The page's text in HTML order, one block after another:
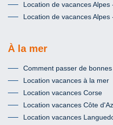
Location de vacances Alpes
Location de vacances
À la mer
Comment passer de
Location vacances à la mer
Location vacances Corse
Location vacances Côte
Location vacances